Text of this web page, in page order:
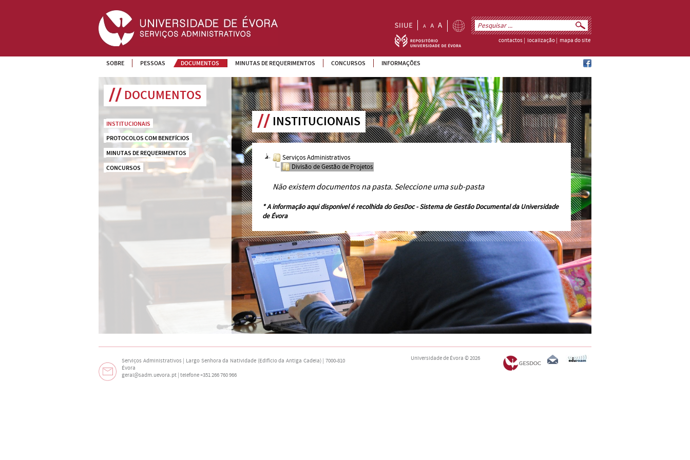
contactos localização mapa do site
SOBRE PESSOAS DOCUMENTOS MINUTAS DE REQUERIMENTOS CONCURSOS INFORMAÇÕES
DOCUMENTOS
INSTITUCIONAIS
PROTOCOLOS COM BENEFÍCIOS
MINUTAS DE REQUERIMENTOS
CONCURSOS
INSTITUCIONAIS
Serviços Administrativos
Divisão de Gestão de Projetos
Não existem documentos na pasta. Seleccione uma sub-pasta
* A informação aqui disponível é recolhida doGesDoc - Sistema de Gestão Documental da Universidade
de Évora
Serviços Administrativos | Largo Senhora da Natividade (Edifício da Antiga Cadeia) | 7000-810
Évora
geral@sadm.uevora.pt | telefone +351 266 760 966
Universidade de Évora © 2026